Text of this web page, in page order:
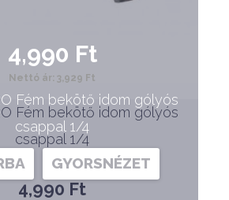
Fém bekötő idom gólyós
csappal 1/4
4,990 Ft
4,990 Ft
Nettó ár: 3,929 Ft
Fém bekötő idom gólyós
csappal 1/4
GYORSNÉZET